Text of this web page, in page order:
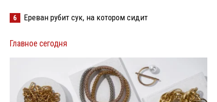
6 Ереван рубит сук, на котором сидит
Главное сегодня